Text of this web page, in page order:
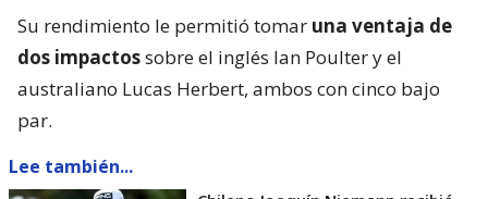
Su rendimiento le permitió tomar una ventaja de
dos impactossobre el inglés Ian Poulter y el
australiano Lucas Herbert, ambos con cinco bajo
par.
Lee también...